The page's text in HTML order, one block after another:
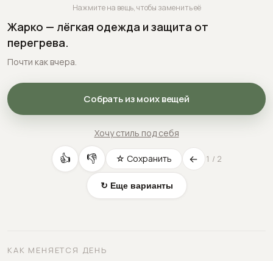
Жарко — лёгкая одежда и защита от
перегрева.
Почти как вчера.
Собрать из моих вещей
Хочу стиль под себя
Нажмите на вещь, чтобы заменить её
👍 👎 ☆ Сохранить ← 1 / 2
↻ Еще варианты
КАК МЕНЯЕТСЯ ДЕНЬ